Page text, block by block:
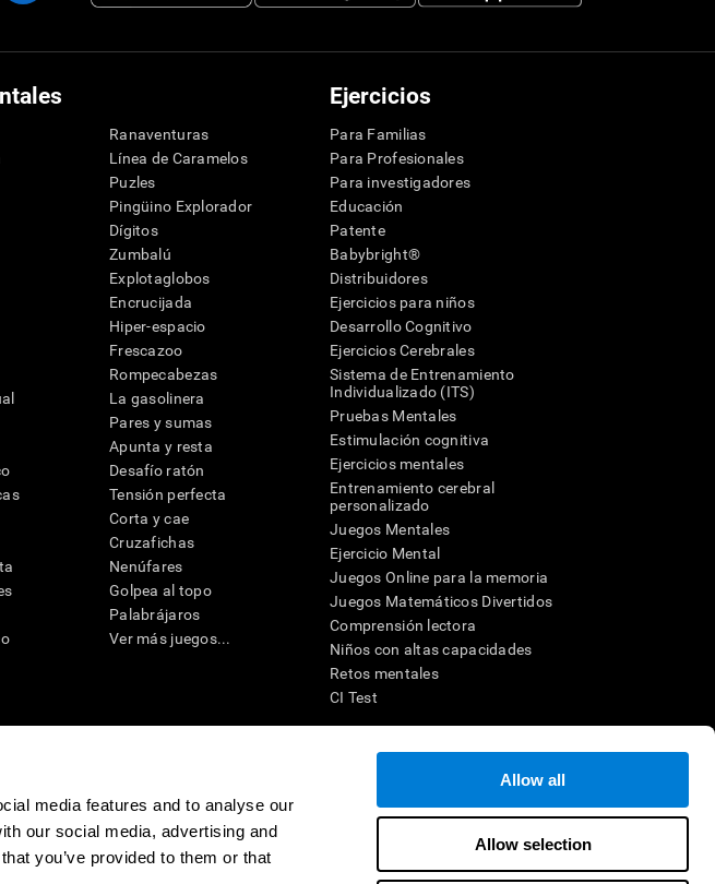
media features and to analyse our
our social media, advertising and
you’ve provided to them or that
Allow all
Allow selection
Ranaventuras
Línea de Caramelos
Puzles
Pingüino Explorador
Dígitos
Zumbalú
Explotaglobos
Encrucijada
Hiper-espacio
Frescazoo
Rompecabezas
La gasolinera
Pares y sumas
Apunta y resta
Desafío ratón
Tensión perfecta
Corta y cae
Cruzafichas
Nenúfares
Golpea al topo
Palabrájaros
Ver más juegos...
Ejercicios
Para Familias
Para Profesionales
Para investigadores
Educación
Patente
Babybright®
Distribuidores
Ejercicios para niños
Desarrollo Cognitivo
Ejercicios Cerebrales
Sistema de Entrenamiento
Individualizado (ITS)
Pruebas Mentales
Estimulación cognitiva
Ejercicios mentales
Entrenamiento cerebral
personalizado
Juegos Mentales
Ejercicio Mental
Juegos Online para la memoria
Juegos Matemáticos Divertidos
Comprensión lectora
Niños con altas capacidades
Retos mentales
CI Test
un médico información pertinente para diseñar una intervención terapéutica apropiada. En un entorno
como ayuda para determinar si un individuo debe ser dirigido a una posterior evaluación
médico de ningún tipo. Un diagnóstico de TDAH, dislexia, demencia o enfermedad similar sólo
De acuerdo al uso indicado, CogniFit no indica que esta herramienta sea o deba ser considerada como
campo de investigación relacionado con la cognición. Si se utiliza para fines de investigación, todo
de investigación y será una obligación por parte del investigador. Todas estas protecciones para el
en virtud de lo dispuesto en la Sección 45 CFR 46 del Código de Regulaciones Federales.